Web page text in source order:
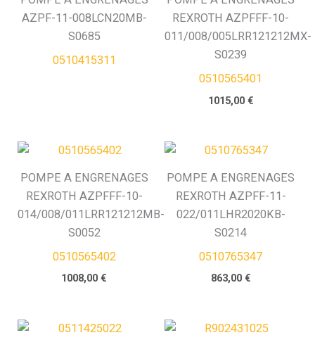
AZPF-11-008LCN20MB-
S0685
0510415311
REXROTH AZPFFF-10-
011/008/005LRR121212MX-
S0239
0510565401
1015,00 €
POMPE A ENGRENAGES
REXROTH AZPFFF-10-
014/008/011LRR121212MB-
S0052
0510565402
1008,00€
POMPE A ENGRENAGES
REXROTH AZPFF-11-
022/011LHR2020KB-
S0214
0510765347
863,00 €